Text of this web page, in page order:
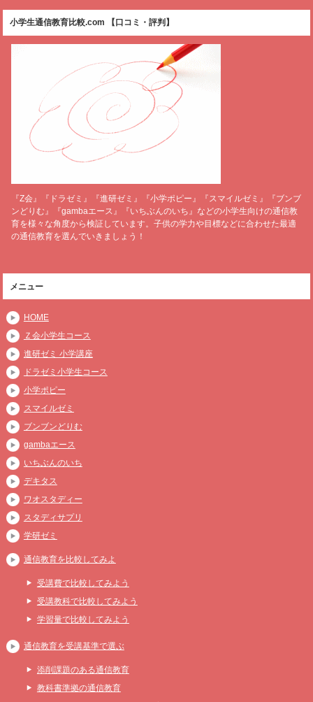
小学生通信教育比較.com 【口コミ・評判】
『Z会』『ドラゼミ』『進研ゼミ』『小学ポピー』『スマイルゼミ』『ブンブ
ンどりむ』『gambaエース』『いちぶんのいち』などの小学生向けの通信教
育を様々な角度から検証しています。子供の学力や目標などに合わせた最適
の通信教育を選んでいきましょう！
メニュー
HOME
Ｚ会小学生コース
進研ゼミ 小学講座
ドラゼミ小学生コース
小学ポピー
スマイルゼミ
ブンブンどりむ
gambaエース
いちぶんのいち
デキタス
ワオスタディー
スタディサプリ
学研ゼミ
通信教育を比較してみよ
受講費で比較してみよう
受講教科で比較してみよう
学習量で比較してみよう
通信教育を受講基準で選ぶ
添削課題のある通信教育
教科書準拠の通信教育